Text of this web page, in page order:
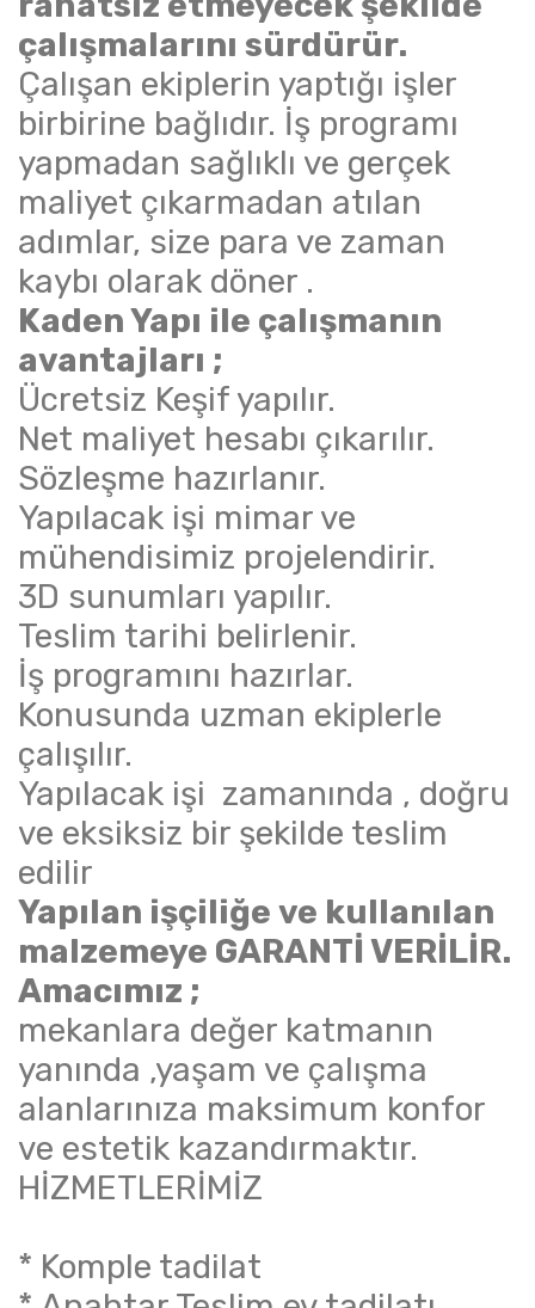
çalışmalarını sürdürür.
Çalışan ekiplerin yaptığı işler
birbirine bağlıdır. İş programı
yapmadan sağlıklı ve gerçek
maliyet çıkarmadan atılan
adımlar, size para ve zaman
kaybı olarak döner .
Kaden Yapı ile çalışmanın
avantajları ;
Ücretsiz Keşif yapılır.
Net maliyet hesabı çıkarılır.
Sözleşme hazırlanır.
Yapılacak işi mimar ve
mühendisimiz projelendirir.
3D sunumları yapılır.
Teslim tarihi belirlenir.
İş programını hazırlar.
Konusunda uzman ekiplerle
çalışılır.
Yapılacak işi zamanında , doğru
ve eksiksiz bir şekilde teslim
edilir
Yapılan işçiliğe ve kullanılan
malzemeye GARANTİ VERİLİR.
Amacımız ;
mekanlara değer katmanın
yanında ,yaşam ve çalışma
alanlarınıza maksimum konfor
ve estetik kazandırmaktır.
HİZMETLERİMİZ
* Komple tadilat